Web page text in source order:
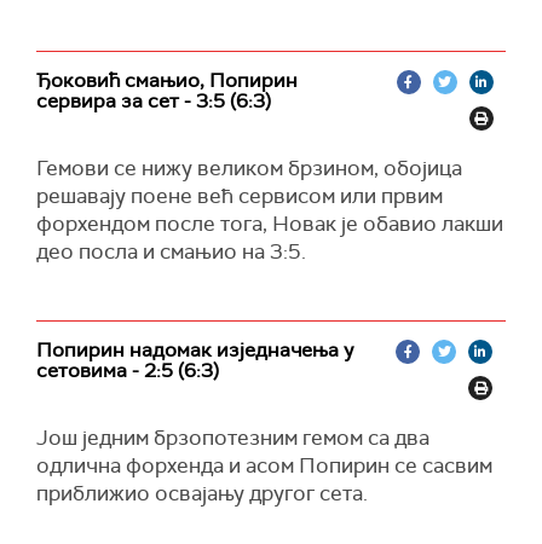
Ђоковић смањио, Попирин
сервира за сет - 3:5 (6:3)
Гемови се нижу великом брзином, обојица
решавају поене већ сервисом или првим
форхендом после тога, Новак је обавио лакши
део посла и смањио на 3:5.
Попирин надомак изједначења у
сетовима - 2:5 (6:3)
Још једним брзопотезним гемом са два
одлична форхенда и асом Попирин се сасвим
приближио освајању другог сета.